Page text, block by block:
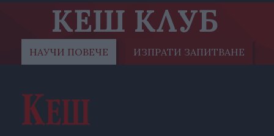
КЕШ КЛУБ
НАУЧИ ПОВЕЧЕ ИЗПРАТИ ЗАПИТВАНЕ